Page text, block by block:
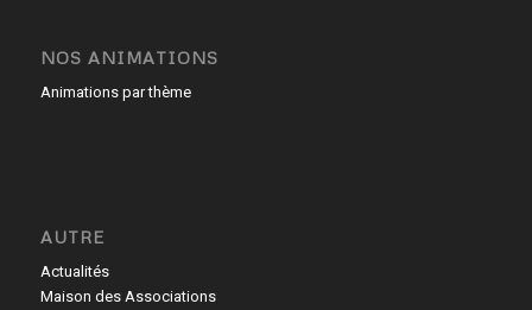
NOS ANIMATIONS
Animations par thème
AUTRE
Actualités
Maison des Associations